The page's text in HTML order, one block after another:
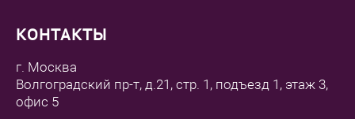
КОНТАКТЫ
г. Москва
Волгоградский пр-т, д.21, стр. 1, подъезд 1, этаж 3,
офис 5